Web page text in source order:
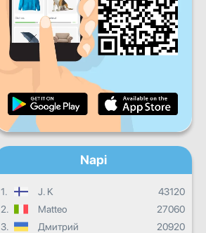
Napi haladás
Havi haladás
Összesített eredmény
Napi
1. J. K
43120
2.
Matteo
27060
3.
Дмитрий 20920